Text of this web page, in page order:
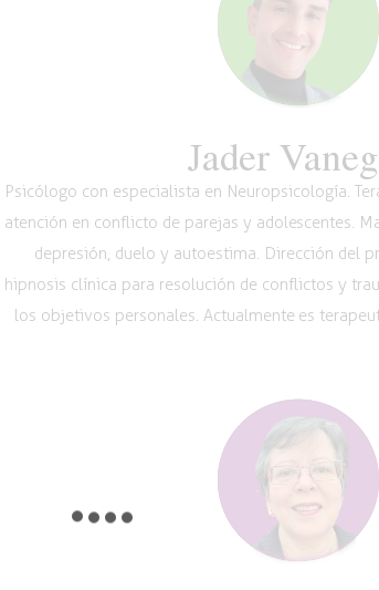
Jader
Psicólogo con especialista en Neuropsicología.
atención en conflicto de parejas y adolescentes.
depresión, duelo y autoestima. Dirección del
hipnosis clínica para resolución de conflictos y
los objetivos personales. Actualmente es